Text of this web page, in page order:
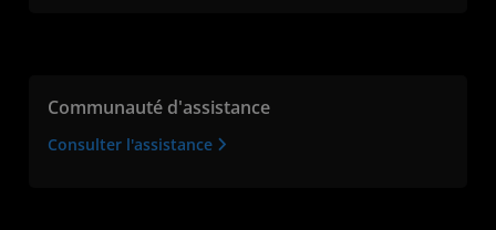
Communauté d'assistance
Consulter l'assistance